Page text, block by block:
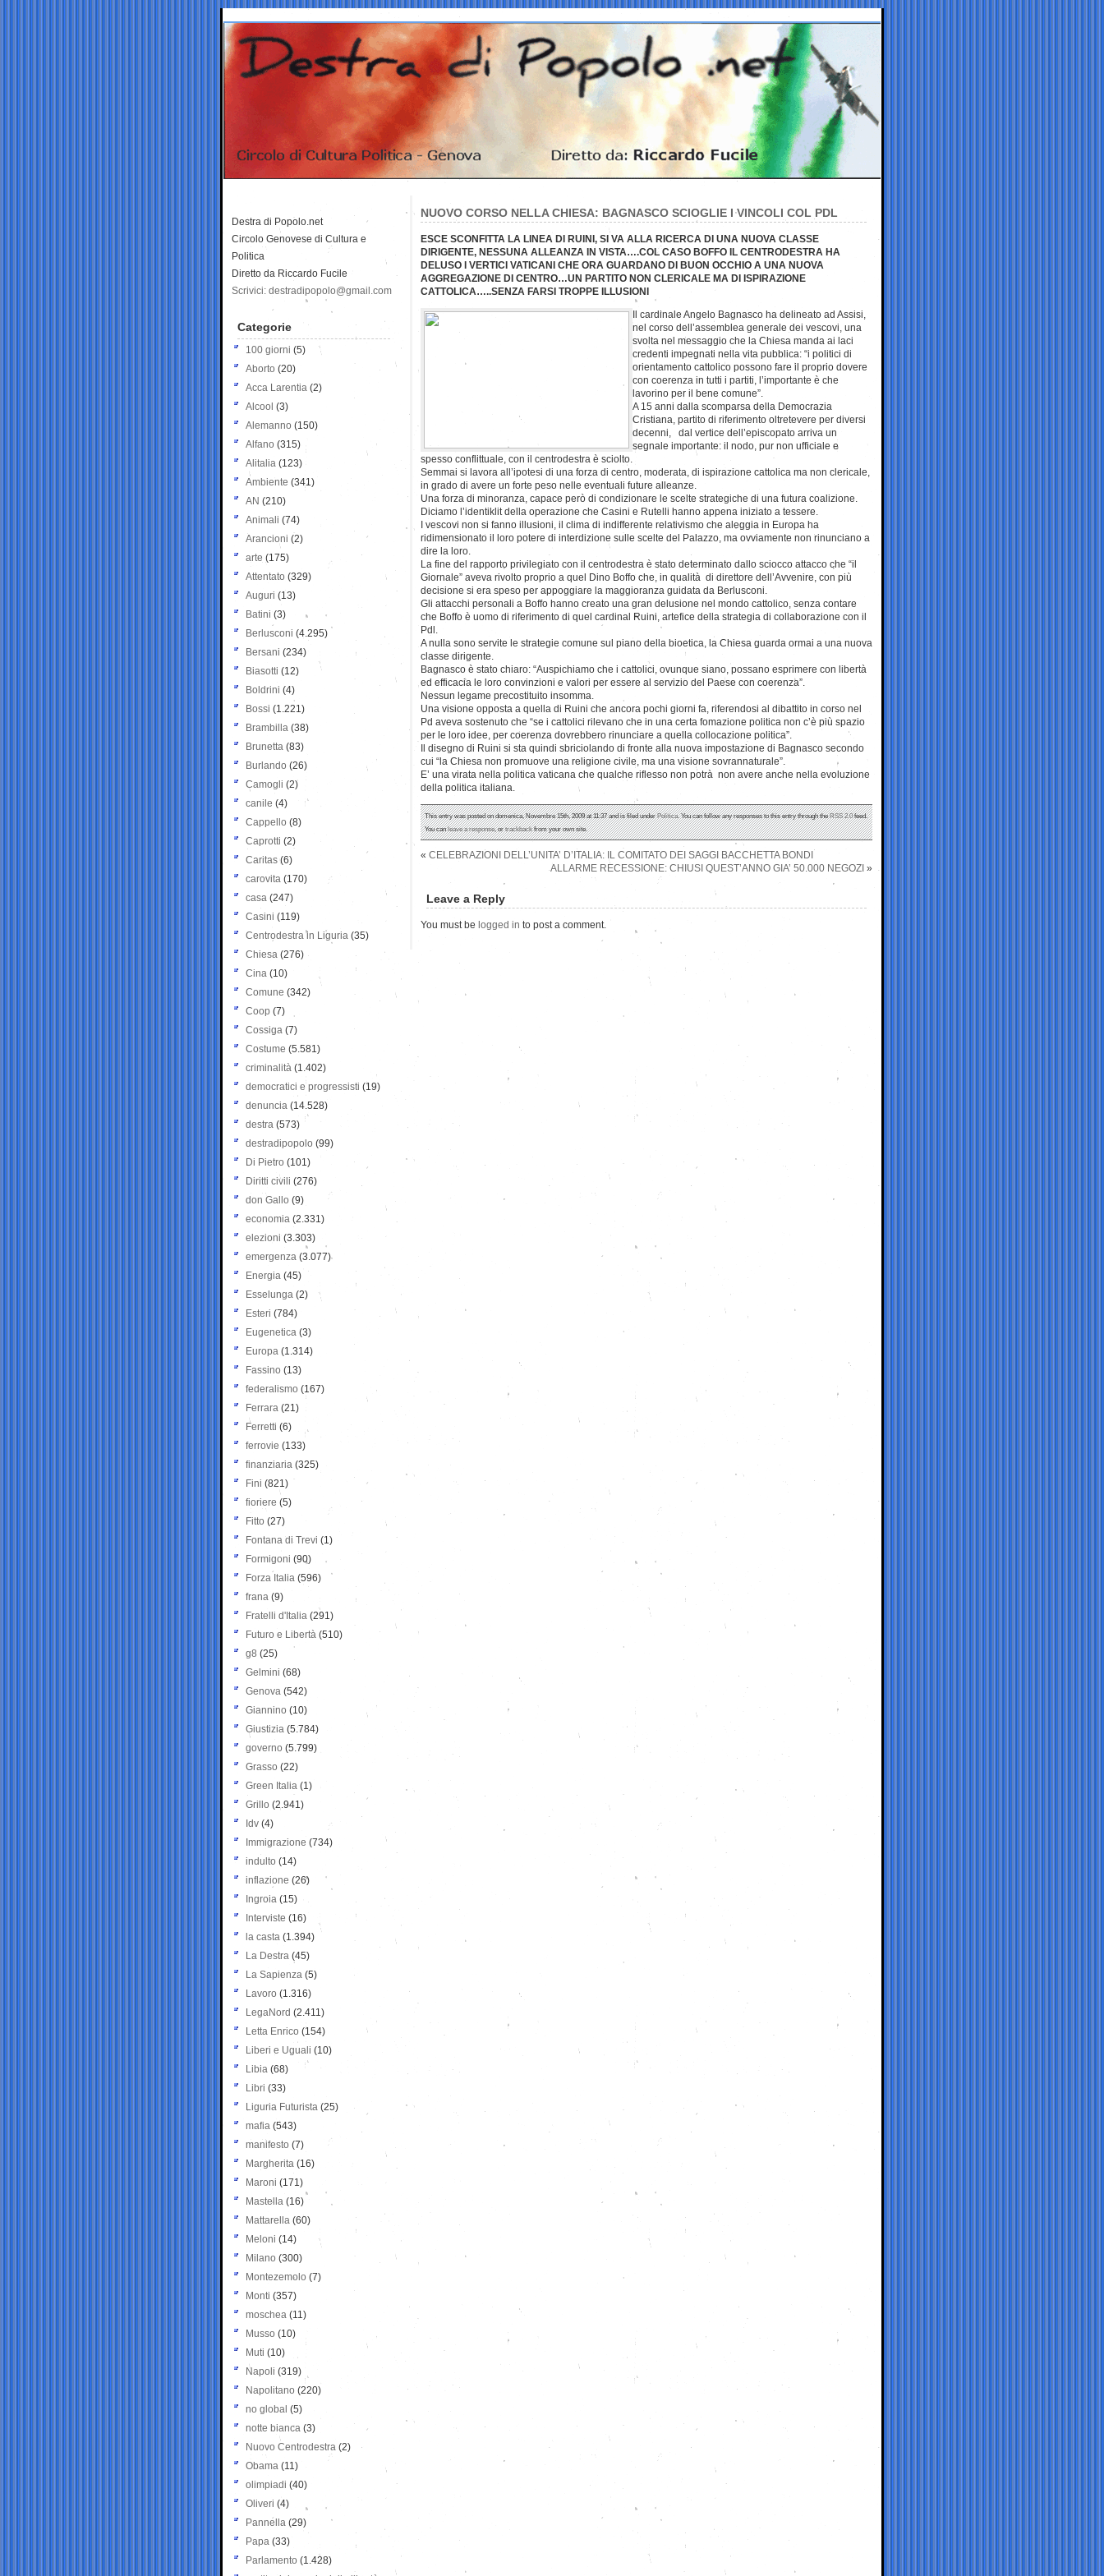
NUOVO CORSO NELLA CHIESA: BAGNASCO SCIOGLIE I VINCOLI COL PDL
ESCE SCONFITTA LA LINEA DI RUINI, SI VA ALLA RICERCA DI UNA NUOVA CLASSE
DIRIGENTE, NESSUNA ALLEANZA IN VISTA….COL CASO BOFFO IL CENTRODESTRA HA
DELUSO I VERTICI VATICANI CHE ORA GUARDANO DI BUON OCCHIO A UNA NUOVA
AGGREGAZIONE DI CENTRO…UN PARTITO NON CLERICALE MA DI ISPIRAZIONE
CATTOLICA…..SENZA FARSI TROPPE ILLUSIONI
Il cardinale Angelo Bagnasco ha delineato ad Assisi,
nel corso dell’assemblea generale dei vescovi, una
svolta nel messaggio che la Chiesa manda ai laci
credenti impegnati nella vita pubblica: “i politici di
orientamento cattolico possono fare il proprio dovere
con coerenza in tutti i partiti, l’importante è che
lavorino per il bene comune”.
A 15 anni dalla scomparsa della Democrazia
Cristiana, partito di riferimento oltretevere per diversi
decenni, dal vertice dell’episcopato arriva un
segnale importante: il nodo, pur non ufficiale e
spesso conflittuale, con il centrodestra è sciolto.
Semmai si lavora all’ipotesi di una forza di centro, moderata, di ispirazione cattolica ma non clericale,
in grado di avere un forte peso nelle eventuali future alleanze.
Una forza di minoranza, capace però di condizionare le scelte strategiche di una futura coalizione.
Diciamo l’identiklit della operazione che Casini e Rutelli hanno appena iniziato a tessere.
I vescovi non si fanno illusioni, il clima di indifferente relativismo che aleggia in Europa ha
ridimensionato il loro potere di interdizione sulle scelte del Palazzo, ma ovviamente non rinunciano a
dire la loro.
La fine del rapporto privilegiato con il centrodestra è stato determinato dallo sciocco attacco che “il
Giornale” aveva rivolto proprio a quel Dino Boffo che, in qualità di direttore dell’Avvenire, con più
decisione si era speso per appoggiare la maggioranza guidata da Berlusconi.
Gli attacchi personali a Boffo hanno creato una gran delusione nel mondo cattolico, senza contare
che Boffo è uomo di riferimento di quel cardinal Ruini, artefice della strategia di collaborazione con il
Pdl.
A nulla sono servite le strategie comune sul piano della bioetica, la Chiesa guarda ormai a una nuova
classe dirigente.
Bagnasco è stato chiaro: “Auspichiamo che i cattolici, ovunque siano, possano esprimere con libertà
ed efficacia le loro convinzioni e valori per essere al servizio del Paese con coerenza”.
Nessun legame precostituito insomma.
Una visione opposta a quella di Ruini che ancora pochi giorni fa, riferendosi al dibattito in corso nel
Pd aveva sostenuto che “se i cattolici rilevano che in una certa fomazione politica non c’è più spazio
per le loro idee, per coerenza dovrebbero rinunciare a quella collocazione politica”.
Il disegno di Ruini si sta quindi sbriciolando di fronte alla nuova impostazione di Bagnasco secondo
cui “la Chiesa non promuove una religione civile, ma una visione sovrannaturale”.
E’ una virata nella politica vaticana che qualche riflesso non potrà non avere anche nella evoluzione
della politica italiana.
This entry was posted on domenica, Novembre 15th, 2009 at 11:37 and is filed underPolitica. You can follow any responses to this entry through theRSS 2.0feed.
You canleave a response, ortrackbackfrom your own site.
« CELEBRAZIONI DELL’UNITA’ D’ITALIA: IL COMITATO DEI SAGGI BACCHETTA BONDI
ALLARME RECESSIONE: CHIUSI QUEST’ANNO GIA’ 50.000 NEGOZI »
Leave a Reply
You must be logged in to post a comment.
Destra di Popolo.net
Circolo Genovese di Cultura e
Politica
Diretto da Riccardo Fucile
Scrivici: destradipopolo@gmail.com
Categorie
100 giorni (5)
Aborto (20)
Acca Larentia (2)
Alcool (3)
Alemanno (150)
Alfano (315)
Alitalia (123)
Ambiente (341)
AN (210)
Animali (74)
Arancioni (2)
arte (175)
Attentato (329)
Auguri (13)
Batini (3)
Berlusconi (4.295)
Bersani (234)
Biasotti (12)
Boldrini (4)
Bossi (1.221)
Brambilla (38)
Brunetta (83)
Burlando (26)
Camogli (2)
canile (4)
Cappello (8)
Caprotti (2)
Caritas (6)
carovita (170)
casa (247)
Casini (119)
Centrodestra in Liguria (35)
Chiesa (276)
Cina (10)
Comune (342)
Coop (7)
Cossiga (7)
Costume (5.581)
criminalità (1.402)
democratici e progressisti (19)
denuncia (14.528)
destra (573)
destradipopolo (99)
Di Pietro (101)
Diritti civili (276)
don Gallo (9)
economia (2.331)
elezioni (3.303)
emergenza (3.077)
Energia (45)
Esselunga (2)
Esteri (784)
Eugenetica (3)
Europa (1.314)
Fassino (13)
federalismo (167)
Ferrara (21)
Ferretti (6)
ferrovie (133)
finanziaria (325)
Fini (821)
fioriere (5)
Fitto (27)
Fontana di Trevi (1)
Formigoni (90)
Forza Italia (596)
frana (9)
Fratelli d'Italia (291)
Futuro e Libertà (510)
g8 (25)
Gelmini (68)
Genova (542)
Giannino (10)
Giustizia (5.784)
governo (5.799)
Grasso (22)
Green Italia (1)
Grillo (2.941)
Idv (4)
Immigrazione (734)
indulto (14)
inflazione (26)
Ingroia (15)
Interviste (16)
la casta (1.394)
La Destra (45)
La Sapienza (5)
Lavoro (1.316)
LegaNord (2.411)
Letta Enrico (154)
Liberi e Uguali (10)
Libia (68)
Libri (33)
Liguria Futurista (25)
mafia (543)
manifesto (7)
Margherita (16)
Maroni (171)
Mastella (16)
Mattarella (60)
Meloni (14)
Milano (300)
Montezemolo (7)
Monti (357)
moschea (11)
Musso (10)
Muti (10)
Napoli (319)
Napolitano (220)
no global (5)
notte bianca (3)
Nuovo Centrodestra (2)
Obama (11)
olimpiadi (40)
Oliveri (4)
Pannella (29)
Papa (33)
Parlamento (1.428)